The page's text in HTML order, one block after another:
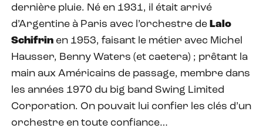
dernière pluie. Né en 1931, il était arrivé
d’Argentine à Paris avec l’orchestre de Lalo
Schifrin en 1953, faisant le métier avec Michel
Hausser, Benny Waters (et caetera) ; prêtant la
main aux Américains de passage, membre dans
les années 1970 du big band Swing Limited
Corporation. On pouvait lui confier les clés d’un
orchestre en toute confiance…